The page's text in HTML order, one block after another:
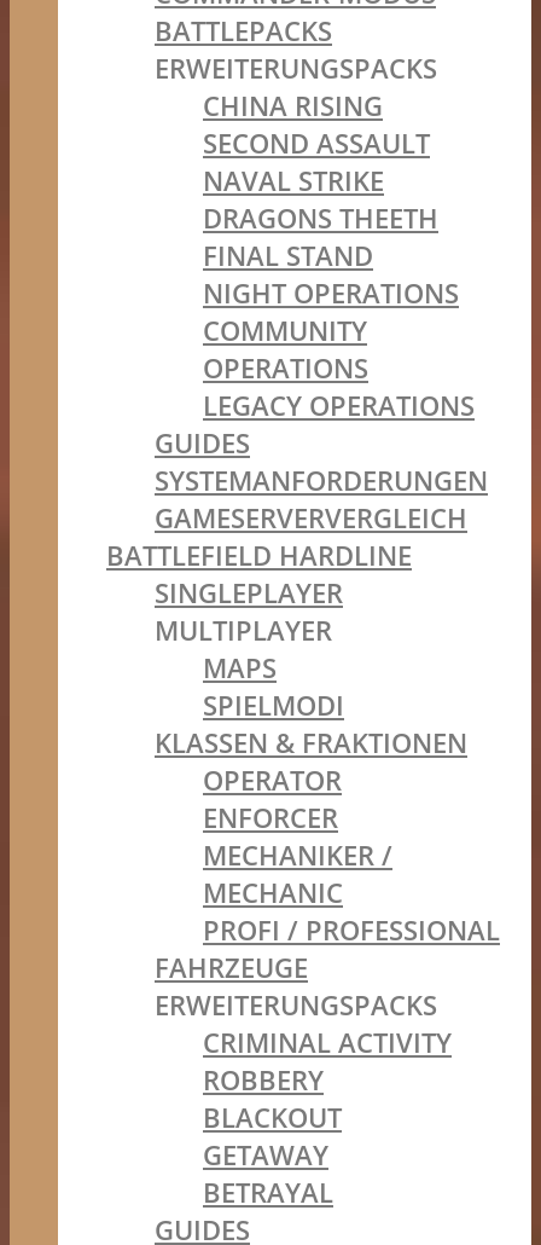
BATTLEPACKS
ERWEITERUNGSPACKS
CHINA RISING
SECOND ASSAULT
NAVAL STRIKE
DRAGONS THEETH
FINAL STAND
NIGHT OPERATIONS
COMMUNITY
OPERATIONS
LEGACY OPERATIONS
GUIDES
SYSTEMANFORDERUNGEN
GAMESERVERVERGLEICH
BATTLEFIELD HARDLINE
SINGLEPLAYER
MULTIPLAYER
MAPS
SPIELMODI
KLASSEN & FRAKTIONEN
OPERATOR
ENFORCER
MECHANIKER /
MECHANIC
PROFI / PROFESSIONAL
FAHRZEUGE
ERWEITERUNGSPACKS
CRIMINAL ACTIVITY
ROBBERY
BLACKOUT
GETAWAY
BETRAYAL
GUIDES